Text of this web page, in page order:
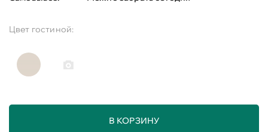
Цвет гостиной:
В КОРЗИНУ